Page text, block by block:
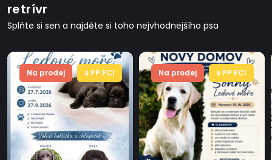
retrívr
Splňte si sen a najděte si toho nejvhodnejšího psa
Na prodej s PP FCI Na prodej s PP FCI